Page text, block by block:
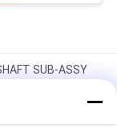
SUB-ASSY
für